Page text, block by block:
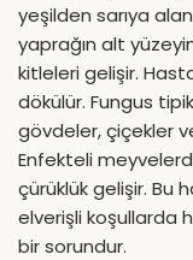
yeşilden sarıya
yaprağın alt
kitleleri gelişir.
dökülür. Fungus
gövdeler, çiçekler
Enfekteli
çürüklük gelişir. Bu
elverişli koşullarda
bir sorundur.